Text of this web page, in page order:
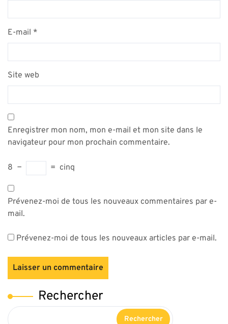
E-mail *
Site web
Enregistrer mon nom, mon e-mail et mon site dans le
navigateur pour mon prochain commentaire.
8 − = cinq
Prévenez-moi de tous les nouveaux commentaires par e-
mail.
Prévenez-moi de tous les nouveaux articles par e-mail.
Rechercher
Rechercher